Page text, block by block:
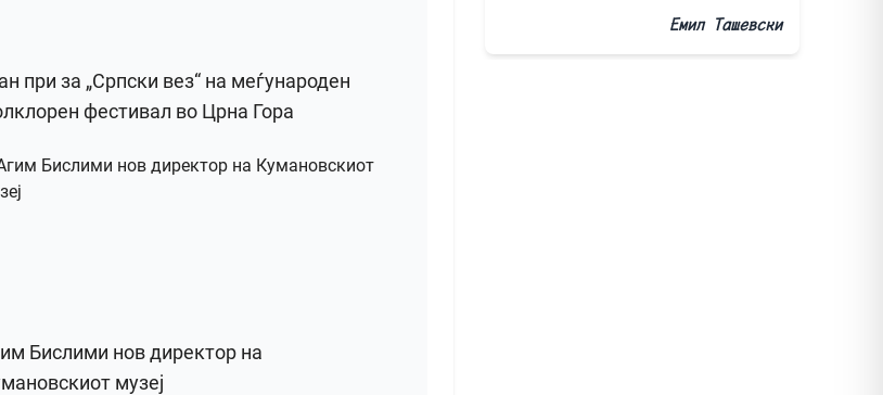
при за „Српски вез“ на меѓународен
фестивал во Црна Гора
Бислими нов директор на
музеј
Емил Ташевски